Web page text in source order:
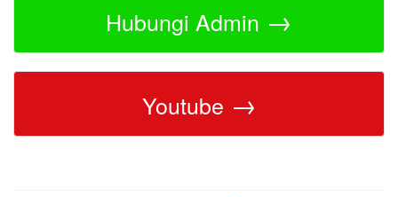
Hubungi Admin →
Youtube →